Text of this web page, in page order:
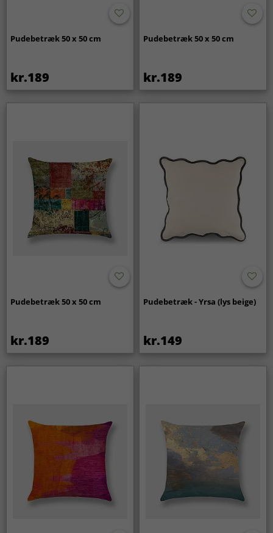
Pudebetræk 50 x 50 cm
kr.189
Pudebetræk 50 x 50 cm
kr.189
Pudebetræk 50 x 50 cm
kr.189
Pudebetræk - Yrsa (lys beige)
kr.149